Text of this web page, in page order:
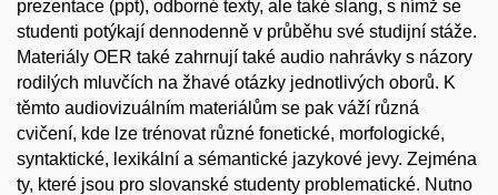
prezentace (ppt), odborné texty, ale také slang, s nímž se
studenti potýkají dennodenně v průběhu své studijní stáže.
Materiály OER také zahrnují také audio nahrávky s názory
rodilých mluvčích na žhavé otázky jednotlivých oborů. K
těmto audiovizuálním materiálům se pak váží různá
cvičení, kde lze trénovat různé fonetické, morfologické,
syntaktické, lexikální a sémantické jazykové jevy. Zejména
ty, které jsou pro slovanské studenty problematické. Nutno